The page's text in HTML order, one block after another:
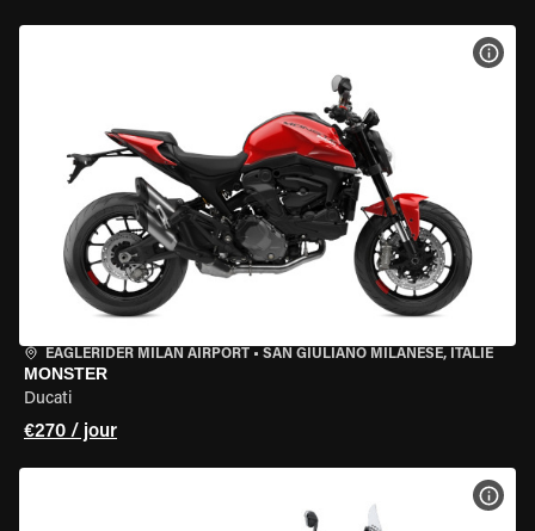
EAGLERIDER MILAN AIRPORT • SAN GIULIANO MILANESE, ITALIE
MONSTER
Ducati
€270 / jour